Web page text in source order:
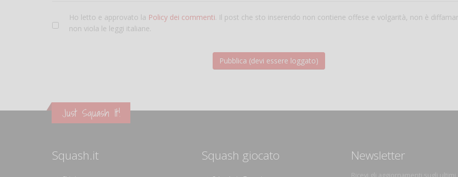
Ho letto e approvato la Policy dei commenti. Il post che sto inserendo non contiene offese e volgarità, non è
non viola le leggi italiane.
Just Squash It!
Squash.it Squash giocato Newsletter
Ricevi gli aggiornamenti sugli